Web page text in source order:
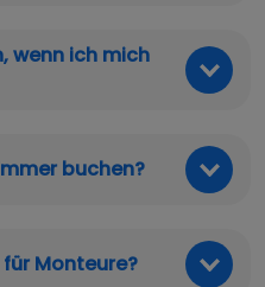
wenn ich mich
buchen?
Monteure?